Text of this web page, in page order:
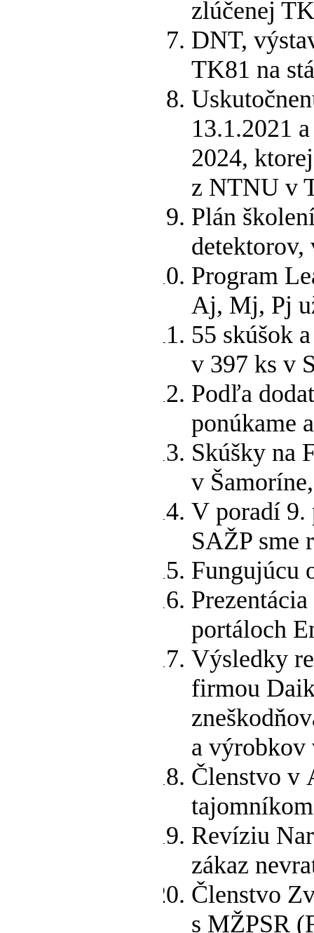
zlúčenej
DNT,
TK81 na
13.1.2021
2024,
z NTNU v
Plán
detektorov,
Program
Aj, Mj, Pj
55 skúšok
v 397 ks v
Podľa
ponúkame
Skúšky na
v
V poradí 9.
SAŽP sme
Fungujúcu
portáloch
Výsledky
firmou
a výrobkov
Členstvo v
Revíziu
zákaz
Členstvo
s MŽPSR